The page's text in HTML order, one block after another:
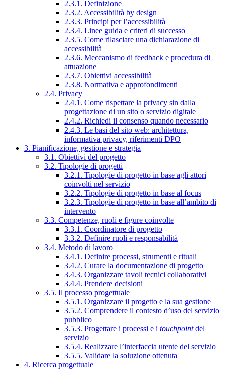
2.3.1. Definizione
2.3.2. Accessibilità by design
2.3.3. Principi per l’accessibilità
2.3.4. Linee guida e criteri di successo
2.3.5. Come rilasciare una dichiarazione di
accessibilità
2.3.6. Meccanismo di feedback e procedura di
attuazione
2.3.7. Obiettivi accessibilità
2.3.8. Normativa e approfondimenti
2.4. Privacy
2.4.1. Come rispettare la privacy sin dalla
progettazione di un sito o servizio digitale
2.4.2. Richiedi il consenso quando necessario
2.4.3. Le basi del sito web: architettura,
informativa privacy, riferimenti DPO
3. Pianificazione, gestione e strategia
3.1. Obiettivi del progetto
3.2. Tipologie di progetti
3.2.1. Tipologie di progetto in base agli attori
coinvolti nel servizio
3.2.2. Tipologie di progetto in base al focus
3.2.3. Tipologie di progetto in base all’ambito di
intervento
3.3. Competenze, ruoli e figure coinvolte
3.3.1. Coordinatore di progetto
3.3.2. Definire ruoli e responsabilità
3.4. Metodo di lavoro
3.4.1. Definire processi, strumenti e rituali
3.4.2. Curare la documentazione di progetto
3.4.3. Organizzare tavoli tecnici collaborativi
3.4.4. Prendere decisioni
3.5. Il processo progettuale
3.5.1. Organizzare il progetto e la sua gestione
3.5.2. Comprendere il contesto d’uso del servizio
pubblico
3.5.3. Progettare i processi e i touchpointdel
servizio
3.5.4. Realizzare l’interfaccia utente del servizio
3.5.5. Validare la soluzione ottenuta
4. Ricerca progettuale